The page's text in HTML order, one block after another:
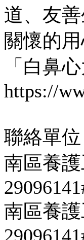
道、友
關懷的用
「白鼻
https://
聯絡單
南區養
南區養